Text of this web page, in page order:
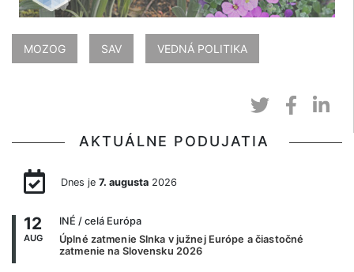
MOZOG SAV VEDNÁ POLITIKA
AKTUÁLNE PODUJATIA
Dnes je 7. augusta2026
12
AUG
INÉ / celá Európa
Úplné zatmenie Slnka v južnej Európe a čiastočné
zatmenie na Slovensku 2026